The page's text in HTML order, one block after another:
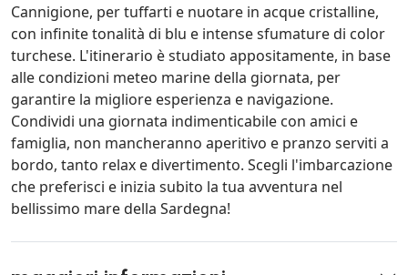
Cannigione, per tuffarti e nuotare in acque cristalline,
con infinite tonalità di blu e intense sfumature di color
turchese. L'itinerario è studiato appositamente, in base
alle condizioni meteo marine della giornata, per
garantire la migliore esperienza e navigazione.
Condividi una giornata indimenticabile con amici e
famiglia, non mancheranno aperitivo e pranzo serviti a
bordo, tanto relax e divertimento. Scegli l'imbarcazione
che preferisci e inizia subito la tua avventura nel
bellissimo mare della Sardegna!